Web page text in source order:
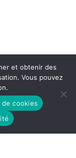
et obtenir des
Vous pouvez
cookies